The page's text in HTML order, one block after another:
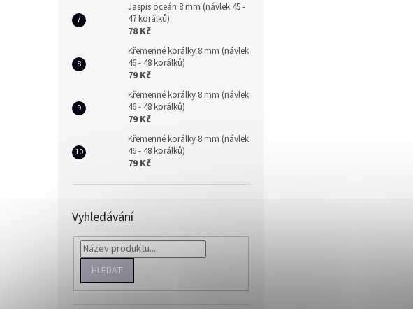
Jaspis oceán 8 mm (návlek 45 -
47 korálků)
78 Kč
Křemenné korálky 8 mm (návlek
46 - 48 korálků)
79 Kč
Křemenné korálky 8 mm (návlek
46 - 48 korálků)
79 Kč
Křemenné korálky 8 mm (návlek
46 - 48 korálků)
79 Kč
Vyhledávání
HLEDAT